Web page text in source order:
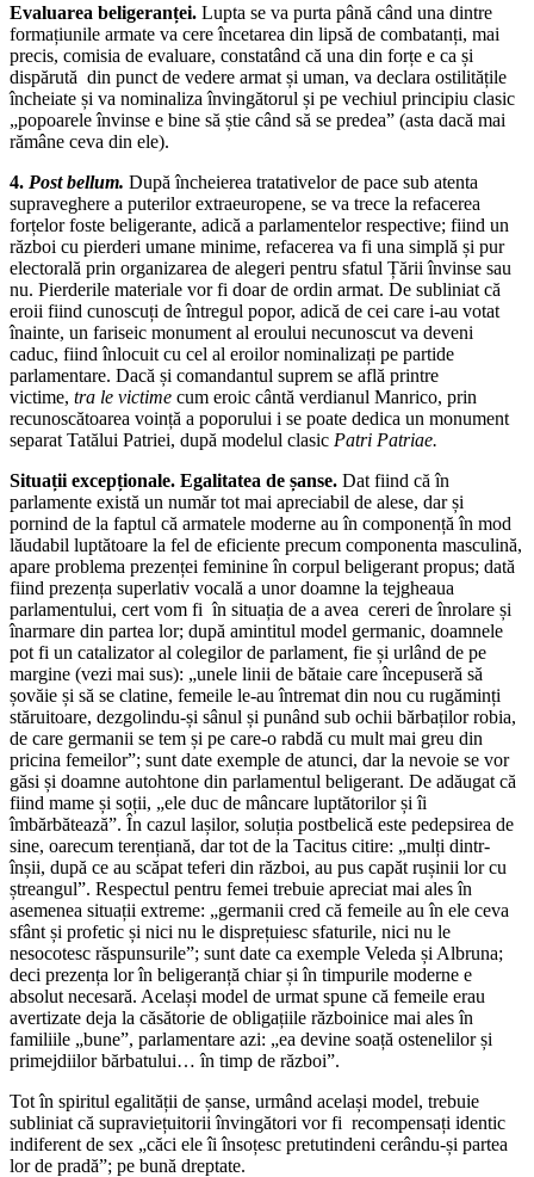
Evaluarea beligeranței. Lupta se va purta până când una dintre
formațiunile armate va cere încetarea din lipsă de combatanți, mai
precis, comisia de evaluare, constatând că una din forțe e ca și
dispărută din punct de vedere armat și uman, va declara ostilitățile
încheiate și va nominaliza învingătorul și pe vechiul principiu clasic
„popoarele învinse e bine să știe când să se predea” (asta dacă mai
rămâne ceva din ele).
4. Post bellum. După încheierea tratativelor de pace sub atenta
supraveghere a puterilor extraeuropene, se va trece la refacerea
forțelor foste beligerante, adică a parlamentelor respective; fiind un
război cu pierderi umane minime, refacerea va fi una simplă și pur
electorală prin organizarea de alegeri pentru sfatul Țării învinse sau
nu. Pierderile materiale vor fi doar de ordin armat. De subliniat că
eroii fiind cunoscuți de întregul popor, adică de cei care i-au votat
înainte, un fariseic monument al eroului necunoscut va deveni
caduc, fiind înlocuit cu cel al eroilor nominalizați pe partide
parlamentare. Dacă și comandantul suprem se află printre
victime, tra le victime cum eroic cântă verdianul Manrico, prin
recunoscătoarea voință a poporului i se poate dedica un monument
separat Tatălui Patriei, după modelul clasic Patri Patriae.
Situații excepționale. Egalitatea de șanse. Dat fiind că în
parlamente există un număr tot mai apreciabil de alese, dar și
pornind de la faptul că armatele moderne au în componență în mod
lăudabil luptătoare la fel de eficiente precum componenta masculină,
apare problema prezenței feminine în corpul beligerant propus; dată
fiind prezența superlativ vocală a unor doamne la tejgheaua
parlamentului, cert vom fi în situația de a avea cereri de înrolare și
înarmare din partea lor; după amintitul model germanic, doamnele
pot fi un catalizator al colegilor de parlament, fie și urlând de pe
margine (vezi mai sus): „unele linii de bătaie care începuseră să
șovăie și să se clatine, femeile le-au întremat din nou cu rugăminți
stăruitoare, dezgolindu-și sânul și punând sub ochii bărbaților robia,
de care germanii se tem și pe care-o rabdă cu mult mai greu din
pricina femeilor”; sunt date exemple de atunci, dar la nevoie se vor
găsi și doamne autohtone din parlamentul beligerant. De adăugat că
fiind mame și soții, „ele duc de mâncare luptătorilor și îi
îmbărbătează”. În cazul lașilor, soluția postbelică este pedepsirea de
sine, oarecum terențiană, dar tot de la Tacitus citire: „mulți dintr-
înșii, după ce au scăpat teferi din război, au pus capăt rușinii lor cu
ștreangul”. Respectul pentru femei trebuie apreciat mai ales în
asemenea situații extreme: „germanii cred că femeile au în ele ceva
sfânt și profetic și nici nu le disprețuiesc sfaturile, nici nu le
nesocotesc răspunsurile”; sunt date ca exemple Veleda și Albruna;
deci prezența lor în beligeranță chiar și în timpurile moderne e
absolut necesară. Același model de urmat spune că femeile erau
avertizate deja la căsătorie de obligațiile războinice mai ales în
familiile „bune”, parlamentare azi: „ea devine soață ostenelilor și
primejdiilor bărbatului… în timp de război”.
Tot în spiritul egalității de șanse, urmând același model, trebuie
subliniat că supraviețuitorii învingători vor fi recompensați identic
indiferent de sex „căci ele îi însoțesc pretutindeni cerându-și partea
lor de pradă”; pe bună dreptate.